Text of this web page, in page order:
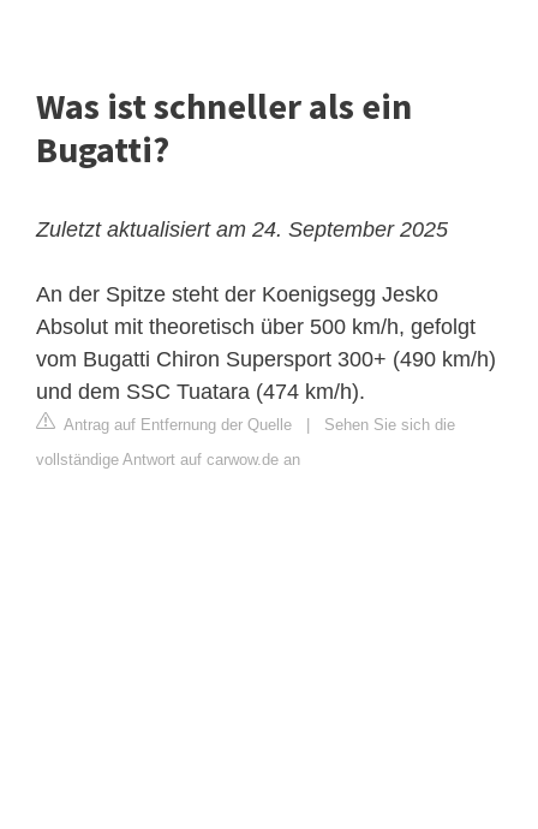
Was ist schneller als ein
Bugatti?
Zuletzt aktualisiert am 24. September 2025
An der Spitze steht der Koenigsegg Jesko
Absolut mit theoretisch über 500 km/h, gefolgt
vom Bugatti Chiron Supersport 300+ (490 km/h)
und dem SSC Tuatara (474 km/h).
Antrag auf Entfernung der Quelle
Sehen Sie sich die
vollständige Antwort auf carwow.de an